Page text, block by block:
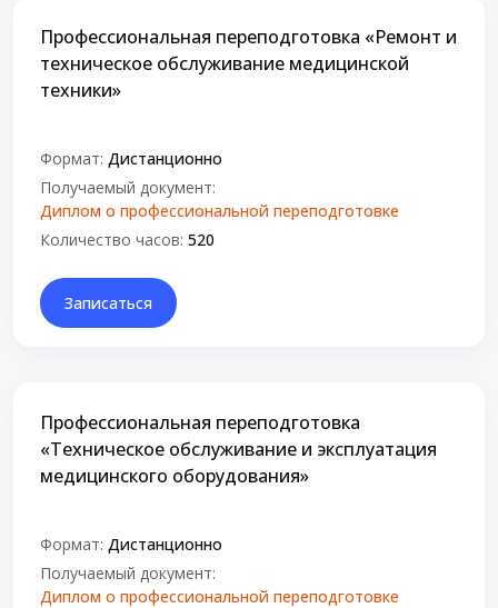
Профессиональная переподготовка «Ремонт и
техническое обслуживание медицинской
техники»
Формат: Дистанционно
Получаемый документ:
Диплом о профессиональной переподготовке
Количество часов: 520
Записаться
Профессиональная переподготовка
«Техническое обслуживание и эксплуатация
медицинского оборудования»
Формат: Дистанционно
Получаемый документ:
Диплом о профессиональной переподготовке